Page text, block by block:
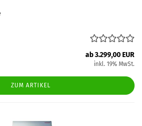
ab 3.299,00 EUR
inkl. 19% MwSt.
ZUM ARTIKEL